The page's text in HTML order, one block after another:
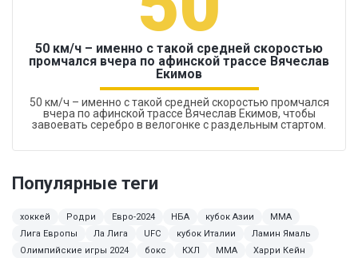
50 км/ч – именно с такой средней скоростью
промчался вчера по афинской трассе Вячеслав
Екимов
50 км/ч – именно с такой средней скоростью промчался
вчера по афинской трассе Вячеслав Екимов, чтобы
завоевать серебро в велогонке с раздельным стартом.
Популярные теги
хоккей Родри Евро-2024 НБА кубок Азии
ММА
Лига Европы
Ла Лига UFC кубок Италии
Ламин Ямаль
Олимпийские игры 2024
бокс КХЛ MMA
Харри Кейн